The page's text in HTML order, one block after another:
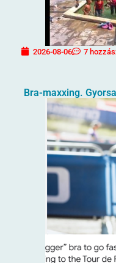
2026-08-06 7
Bra-maxxing.